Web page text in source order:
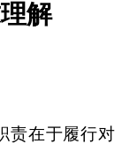
解
责在于履行对